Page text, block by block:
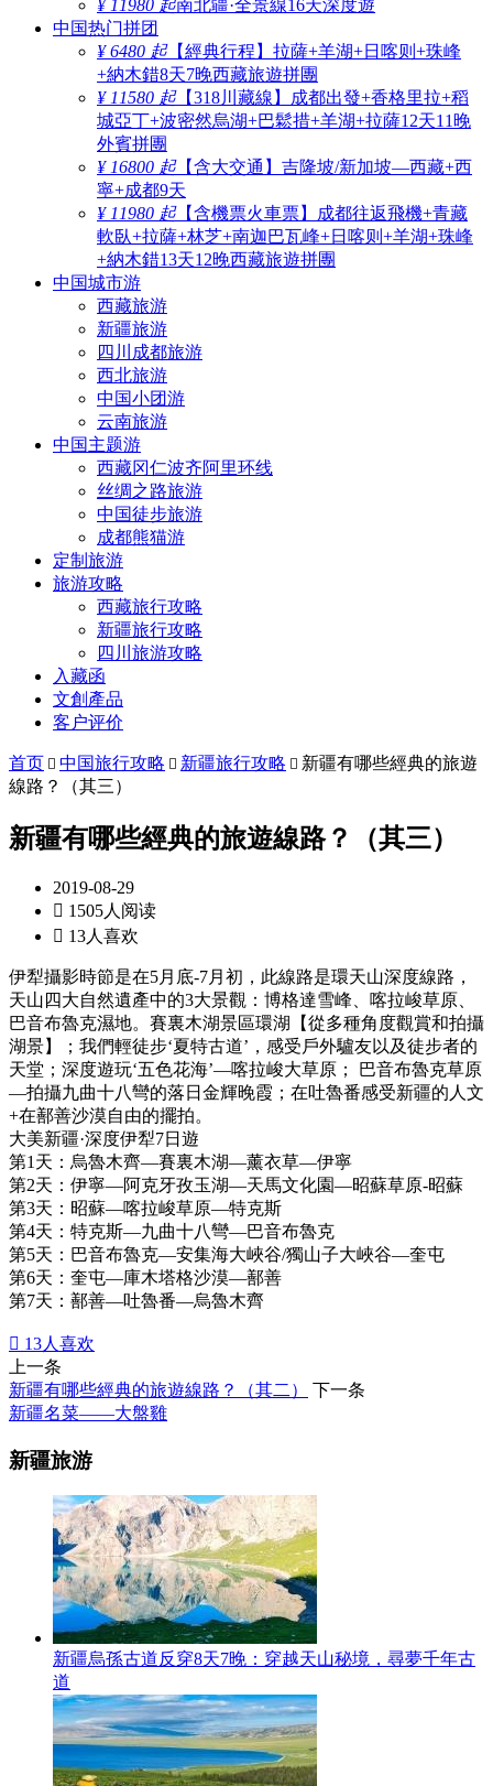
¥ 11980 起南北疆·全景線16天深度遊
中国热门拼团
¥ 6480 起【經典行程】拉薩+羊湖+日喀则+珠峰
+納木錯8天7晚西藏旅遊拼團
¥ 11580 起【318川藏線】成都出發+香格里拉+稻
城亞丁+波密然烏湖+巴鬆措+羊湖+拉薩12天11晚
外賓拼團
¥ 16800 起【含大交通】吉隆坡/新加坡—西藏+西
寧+成都9天
¥ 11980 起【含機票火車票】成都往返飛機+青藏
軟臥+拉薩+林芝+南迦巴瓦峰+日喀则+羊湖+珠峰
+納木錯13天12晚西藏旅遊拼團
中国城市游
西藏旅游
新疆旅游
四川成都旅游
西北旅游
中国小团游
云南旅游
中国主题游
西藏冈仁波齐阿里环线
丝绸之路旅游
中国徒步旅游
成都熊猫游
定制旅游
旅游攻略
西藏旅行攻略
新疆旅行攻略
四川旅游攻略
入藏函
文創產品
客户评价
首页  中国旅行攻略  新疆旅行攻略  新疆有哪些經典的旅遊
線路？（其三）
新疆有哪些經典的旅遊線路？（其三）
2019-08-29
 1505人阅读
 13人喜欢
伊犁攝影時節是在5月底-7月初，此線路是環天山深度線路，
天山四大自然遺產中的3大景觀：博格達雪峰、喀拉峻草原、
巴音布魯克濕地。賽裏木湖景區環湖【從多種角度觀賞和拍攝
湖景】；我們輕徒步‘夏特古道’，感受戶外驢友以及徒步者的
天堂；深度遊玩‘五色花海’—喀拉峻大草原； 巴音布魯克草原
—拍攝九曲十八彎的落日金輝晚霞；在吐魯番感受新疆的人文
+在鄯善沙漠自由的擺拍。
大美新疆·深度伊犁7日遊
第1天：烏魯木齊—賽裏木湖—薰衣草—伊寧
第2天：伊寧—阿克牙孜玉湖—天馬文化園—昭蘇草原-昭蘇
第3天：昭蘇—喀拉峻草原—特克斯
第4天：特克斯—九曲十八彎—巴音布魯克
第5天：巴音布魯克—安集海大峽谷/獨山子大峽谷—奎屯
第6天：奎屯—庫木塔格沙漠—鄯善
第7天：鄯善—吐魯番—烏魯木齊
 13人喜欢
上一条
新疆有哪些經典的旅遊線路？（其二）
下一条
新疆名菜——大盤雞
新疆旅游
新疆烏孫古道反穿8天7晚：穿越天山秘境，尋夢千年古
道